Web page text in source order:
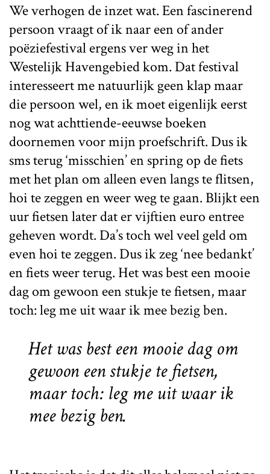
We verhogen de inzet wat. Een fascinerend
persoon vraagt of ik naar een of ander
poëziefestival ergens ver weg in het
Westelijk Havengebied kom. Dat festival
interesseert me natuurlijk geen klap maar
die persoon wel, en ik moet eigenlijk eerst
nog wat achttiende-eeuwse boeken
doornemen voor mijn proefschrift. Dus ik
sms terug ‘misschien’ en spring op de fiets
met het plan om alleen even langs te flitsen,
hoi te zeggen en weer weg te gaan. Blijkt een
uur fietsen later dat er vijftien euro entree
geheven wordt. Da’s toch wel veel geld om
even hoi te zeggen. Dus ik zeg ‘nee bedankt’
en fiets weer terug. Het was best een mooie
dag om gewoon een stukje te fietsen, maar
toch: leg me uit waar ik mee bezig ben.
Het was best een mooie dag om
gewoon een stukje te fietsen,
maar toch: leg me uit waar ik
mee bezig ben.